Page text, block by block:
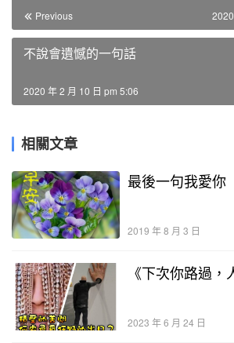
Previous
不說會遺憾的一句話
2020 年 2 月 10 日 pm 5:06
相關文章
最後一句我愛你
2019 年 8 月 3 日
《下次你路過，
2023 年 6 月 24 日